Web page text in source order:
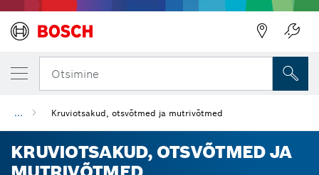
Otsimine
... Kruviotsakud, otsvõtmed ja mutrivõtmed
KRUVIOTSAKUD, OTSVÕTMED JA